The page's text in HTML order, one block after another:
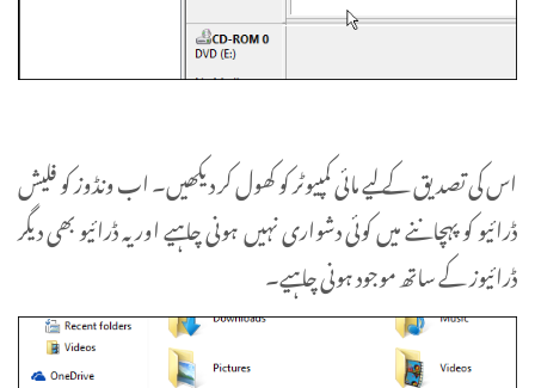
اس کی تصدیق کے لیے مائی کمپیوٹر کو کھول کر دیکھیں۔ اب ونڈوز کو فلیش
ڈرائیو کو پہچاننے میں کوئی دشواری نہیں ہونی چاہیے اور یہ ڈرائیو بھی دیگر
ڈرائیوز کے ساتھ موجود ہونی چاہیے۔